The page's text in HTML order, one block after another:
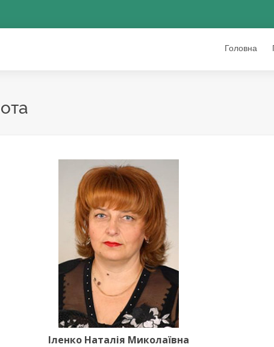
Головна
Іленко Наталія Миколаївна